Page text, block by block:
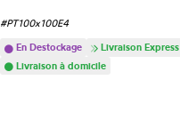
#PT100x100E4
En Destockage
Livraison Express
Livraison à domicile